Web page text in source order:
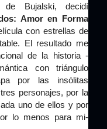
de Bujalski, decidí
Amor en Forma
con estrellas de
El resultado me
de la historia -
con triángulo
por las insólitas
personajes, por la
uno de ellos y por
lo menos para mi-